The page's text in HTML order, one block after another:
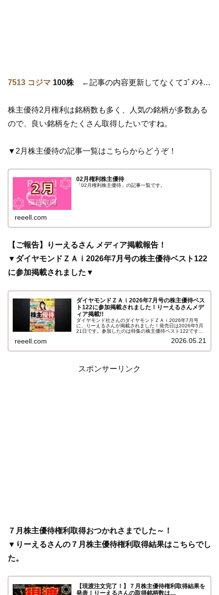
7513 コジマ 100株 ←記事の内容更新してなくてｺﾞﾒﾝﾈ…
株主優待2月権利は銘柄数も多く、人気の銘柄が多数ある
ので、良い銘柄をたくさん取得したいですね。
▼2月株主優待の記事一覧はこちらからどうぞ！
02月権利株主優待
「02月権利株主優待」の記事一覧です。
reeell.com
【ご報告】りーえるさん メディア掲載報告！
▼ダイヤモンドＺＡｉ2026年7月号の株主優待ベスト122
に参加掲載されました▼
ダイヤモンドＺＡｉ2026年7月号の株主優待ベス
ト122に参加掲載されました！りーえるさんメデ
ィア掲載!!
ダイヤモンド社さんのダイヤモンドＺＡｉ2026年7月号
に、りーえるさんが掲載されました！発売日は2026年5月
21日です。参加したのは特集の株主優待ベスト122です。
ます。りーえるさんのコメントが掲載されている銘柄もい
reeell.com 2026.05.21
スポンサーリンク
７月株主優待権利取得おつかれさまでした～！
▼りーえるさんの７月株主優待権利取得結果はこちらでし
た。
【現渡注文完了！】７月株主優待権利取得結果を
発表！りーえるさんの取得銘柄数は…